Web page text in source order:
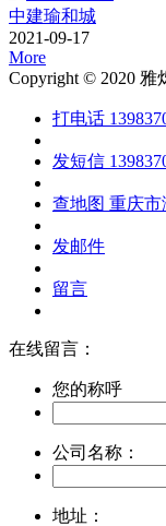
中建瑜和城
2021-09-17
More
Copyright © 2020 雅
打电话
发短信
查地图 重庆市
发邮件
留言
在线留言：
您的称呼
公司名称：
地址：